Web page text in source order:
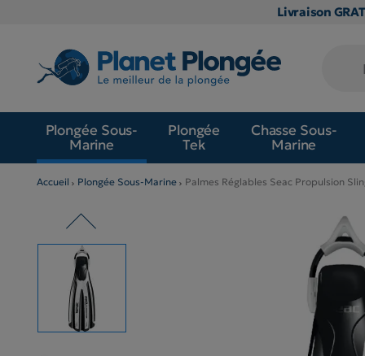
Livraison
Plongée Sous-
Marine
Plongée
Tek
Chasse Sous-
Marine
Accueil Plongée Sous-Marine Palmes Réglables Seac Propulsion